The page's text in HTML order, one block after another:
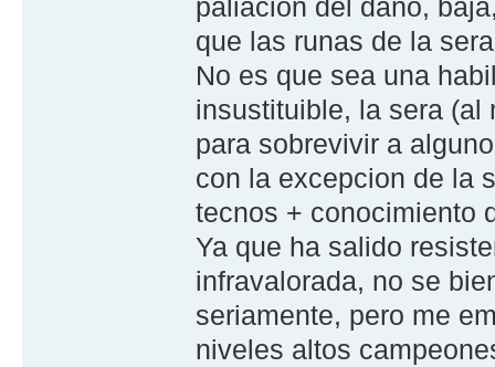
paliacion del daño,
que las runas de la
No es que sea una
insustituible, la sera (al
para sobrevivir a
con la excepcion de la
tecnos + conocimiento
Ya que ha salido
infravalorada, no se
seriamente, pero me
niveles altos